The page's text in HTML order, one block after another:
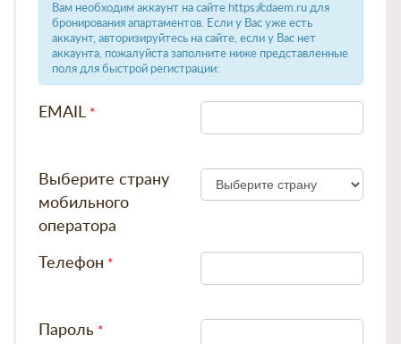
Вам необходим аккаунт на сайте https://cdaem.ru для
бронирования апартаментов. Если у Вас уже есть
аккаунт, авторизируйтесь на сайте, если у Вас нет
аккаунта, пожалуйста заполните ниже представленные
поля для быстрой регистрации:
EMAIL
Выберите страну
мобильного
оператора
Телефон
Пароль